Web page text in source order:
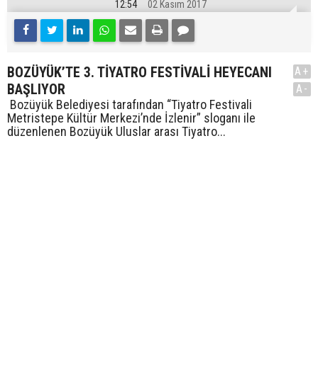
12:54 02 Kasım 2017
BOZÜYÜK’TE 3. TİYATRO FESTİVALİ HEYECANI
BAŞLIYOR
Bozüyük Belediyesi tarafından “Tiyatro Festivali
Metristepe Kültür Merkezi’nde İzlenir” sloganı ile
düzenlenen Bozüyük Uluslar arası Tiyatro...
A+
A-